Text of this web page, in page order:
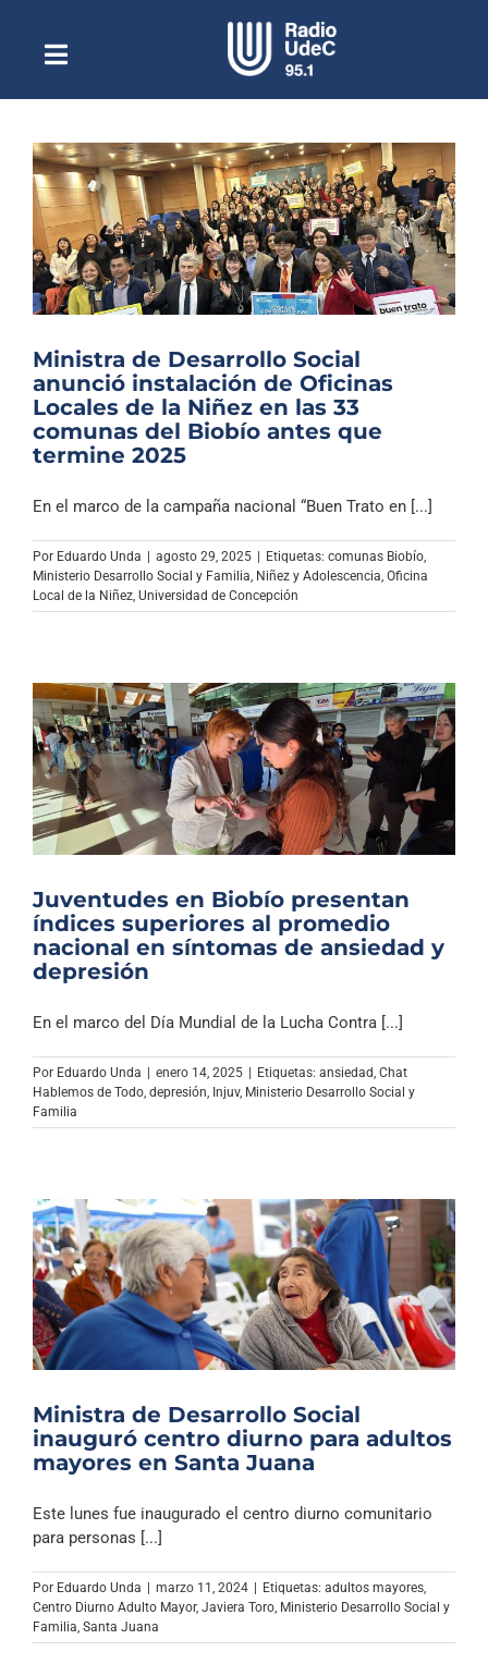
contenidoToggle
NavigationEscuchar Radio UdeC en vivo
Quiénes Somos
Programación
Podcast
Noticias
Columnas
Música Clásica
Archivo Sonoro
Ministra de Desarrollo Social
anunció instalación de Oficinas
Locales de la Niñez en las 33
comunas del Biobío antes que
termine 2025
En el marco de la campaña nacional “Buen Trato en [...]
Por Eduardo Unda | agosto 29, 2025 | Etiquetas: comunas Biobío
Ministerio Desarrollo Social y Familia Niñez y Adolescencia Oficina
Local de la Niñez Universidad de Concepción
Juventudes en Biobío presentan
índices superiores al promedio
nacional en síntomas de ansiedad y
depresión
En el marco del Día Mundial de la Lucha Contra [...]
Por Eduardo Unda | enero 14, 2025 | Etiquetas: ansiedad Chat
Hablemos de Todo depresión Injuv, Ministerio Desarrollo Social y
Familia
Ministra de Desarrollo Social
inauguró centro diurno para adultos
mayores en Santa Juana
Este lunes fue inaugurado el centro diurno comunitario
para personas [...]
Por Eduardo Unda marzo 11, 2024 Etiquetas: adultos mayores,
Centro Diurno Adulto Mayor, Javiera Toro, Ministerio Desarrollo Social y
Familia, Santa Juana